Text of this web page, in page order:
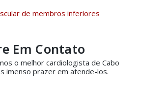
de membros inferiores
Em Contato
o melhor cardiologista de Cabo
imenso prazer em atende-los.